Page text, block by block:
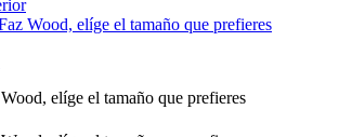
Wood, elíge el tamaño que prefieres